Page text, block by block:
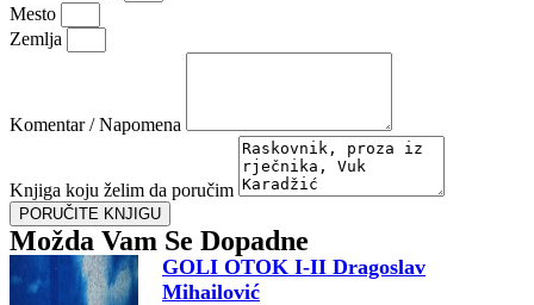
Mesto
Zemlja
Komentar / Napomena
Knjiga koju želim da poručim
PORUČITE KNJIGU
Možda Vam Se Dopadne
GOLI OTOK I-II Dragoslav
Mihailović